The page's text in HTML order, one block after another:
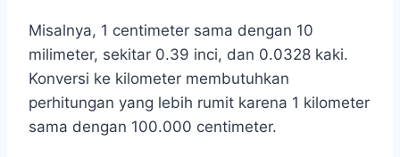
Misalnya, 1 centimeter sama dengan 10
milimeter, sekitar 0.39 inci, dan 0.0328 kaki.
Konversi ke kilometer membutuhkan
perhitungan yang lebih rumit karena 1 kilometer
sama dengan 100.000 centimeter.